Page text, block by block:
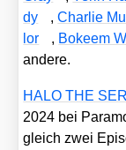
dy
,Char­lie
lor
, Bokeem
ande­re.
HALO THE
2024 bei
gleich zwei